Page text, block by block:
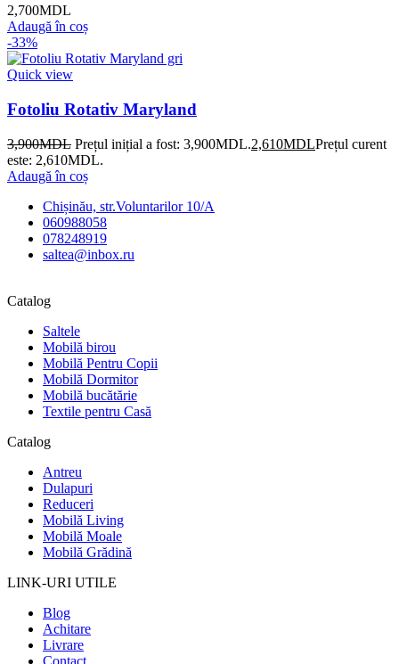
2,700MDL
Adaugă în coș
-33%
Quick view
Fotoliu Rotativ Maryland
3,900MDL Prețul inițial a fost: 3,900MDL.2,610MDLPrețul curent
este: 2,610MDL.
Adaugă în coș
Chișinău, str.Voluntarilor 10/A
060988058
078248919
saltea@inbox.ru
Catalog
Saltele
Mobilă birou
Mobilă Pentru Copii
Mobilă Dormitor
Mobilă bucătărie
Textile pentru Casă
Catalog
Antreu
Dulapuri
Reduceri
Mobilă Living
Mobilă Moale
Mobilă Grădină
LINK-URI UTILE
Blog
Achitare
Livrare
Contact